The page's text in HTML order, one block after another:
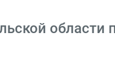
области